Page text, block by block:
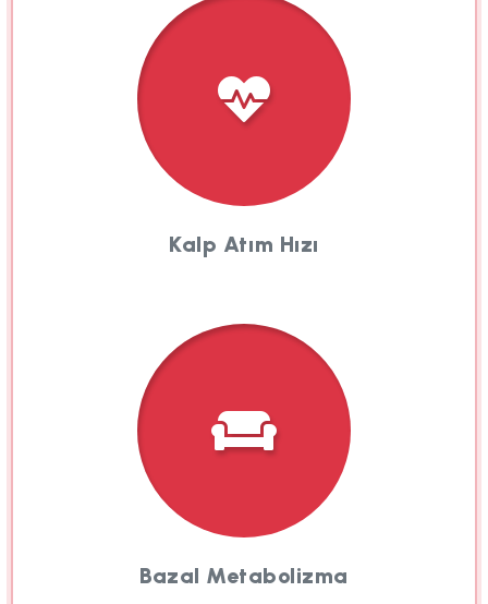
Kalp Atım Hızı
Bazal Metabolizma